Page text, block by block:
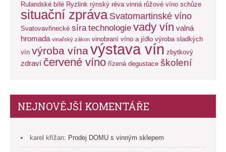
Rulandské bílé Ryzlink rýnský réva vinná růžové víno schůze
situační zpráva Svatomartinské víno
Svatovavřinecké síra technologie vady vín valná
hromada vinařský zákon vinobraní víno a jídlo výroba sladkých
vín výroba vínavýstava vín zbytkový
zdraví červené víno řízená degustace školení
NEJNOVĚJŠÍ KOMENTÁŘE
karel křížan: Prodej DOMU s vinným sklepem